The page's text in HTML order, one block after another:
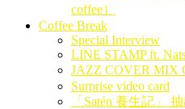
coffee）
Coffee Break
Special Interview
LINE STAMP ft.
JAZZ COVER MIX
Surprise video card
「Satén 養生記」